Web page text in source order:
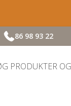
86 98 93 22